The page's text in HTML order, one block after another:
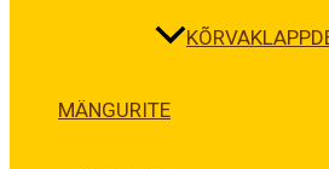
MÄNGURITE